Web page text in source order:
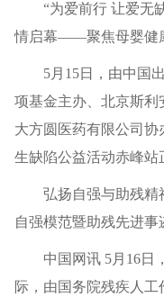
“为爱前行 让爱无缺
情启幕——聚焦母婴健
5月15日，由中国出
项基金主办、北京斯利
大方圆医药有限公司协
生缺陷公益活动赤峰站
弘扬自强与助残精
自强模范暨助残先进
中国网讯 5月16日，
际，由国务院残疾人